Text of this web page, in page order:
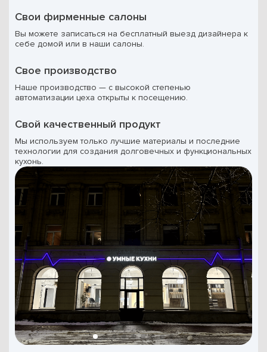
Свои фирменные салоны
Вы можете записаться на бесплатный выезд дизайнера к
себе домой или в наши салоны.
Свое производство
Наше производство — с высокой степенью
автоматизации цеха открыты к посещению.
Свой качественный продукт
Мы используем только лучшие материалы и последние
технологии для создания долговечных и функциональных
кухонь.